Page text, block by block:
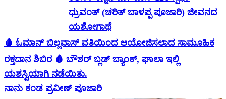
ಧ್ರುವಂತ್ (ಚರಿತ್ ಬಾಳಪ್ಪ ಪೂಜಾರಿ) ಜೀವನದ
ಯಶೋಗಾಥೆ
🩸 ಓಮಾನ್ ಬಿಲ್ಲವಾಸ್ ವತಿಯಿಂದ ಆಯೋಜಿಸಲಾದ ಸಾಮೂಹಿಕ
ರಕ್ತದಾನ ಶಿಬಿರ 🩸 ಬೌಶರ್ ಬ್ಲಡ್ ಬ್ಯಾಂಕ್, ಘಾಲಾ ಇಲ್ಲಿ
ಯಶಸ್ವಿಯಾಗಿ ನಡೆಯಿತು.
ನಾನು ಕಂಡ ಪ್ರವೀಣ್ ಪೂಜಾರಿ